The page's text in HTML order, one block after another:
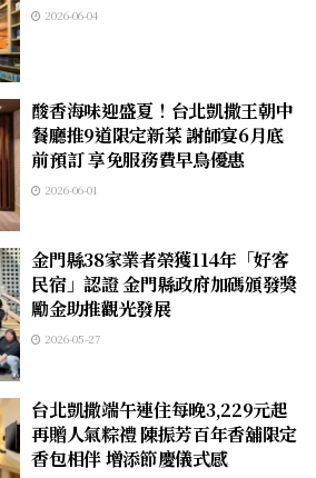
2026-06-04
酸香海味迎盛夏！台北凱撒王朝中
餐廳推9道限定新菜 謝師宴6月底
前預訂 享免服務費早鳥優惠
2026-06-01
金門縣38家業者榮獲114年「好客
民宿」認證 金門縣政府加碼頒發獎
勵金助推觀光發展
2026-05-27
台北凱撒端午連住每晚3,229元起
再贈人氣粽禮 陳振芳百年香舖限定
香包相伴 增添節慶儀式感